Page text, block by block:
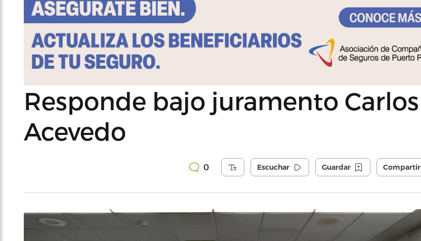
Responde bajo juramento Carlos
Acevedo
0 Escuchar Guardar Compartir